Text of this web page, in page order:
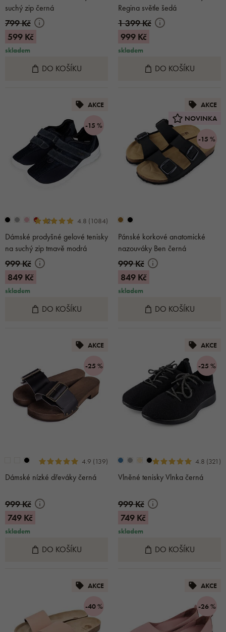
suchý zip černá
799 Kč
599 Kč
skladem
DO KOŠÍKU
Regina světle šedá
1 399 Kč
999 Kč
skladem
DO KOŠÍKU
AKCE
-15 %
+2 4.8 (1084)
Dámské prodyšné gelové tenisky
na suchý zip tmavě modrá
999 Kč
849 Kč
skladem
DO KOŠÍKU
AKCE
NOVINKA
-15 %
Pánské korkové anatomické
nazouváky Ben černá
999 Kč
849 Kč
skladem
DO KOŠÍKU
AKCE
-25 %
4.9 (139)
Dámské nízké dřeváky černá
999 Kč
749 Kč
skladem
DO KOŠÍKU
AKCE
-25 %
4.8 (321)
Vlněné tenisky Vlnka černá
999 Kč
749 Kč
skladem
DO KOŠÍKU
AKCE
-40 %
AKCE
-26 %